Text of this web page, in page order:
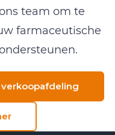
team om te
farmaceutische